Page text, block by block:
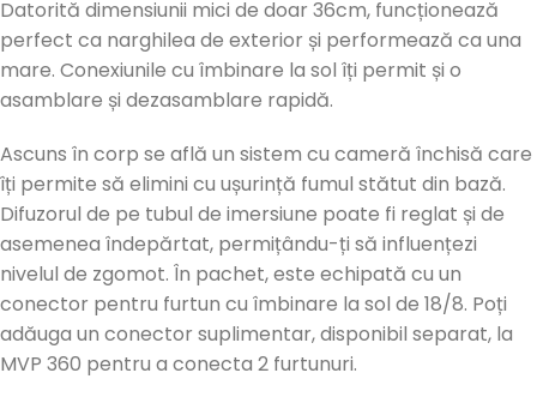
Datorită dimensiunii mici de doar 36cm, funcționează
perfect ca narghilea de exterior și performează ca una
mare. Conexiunile cu îmbinare la sol îți permit și o
asamblare și dezasamblare rapidă.
Ascuns în corp se află un sistem cu cameră închisă care
îți permite să elimini cu ușurință fumul stătut din bază.
Difuzorul de pe tubul de imersiune poate fi reglat și de
asemenea îndepărtat, permițându-ți să influențezi
nivelul de zgomot. În pachet, este echipată cu un
conector pentru furtun cu îmbinare la sol de 18/8. Poți
adăuga un conector suplimentar, disponibil separat, la
MVP 360 pentru a conecta 2 furtunuri.